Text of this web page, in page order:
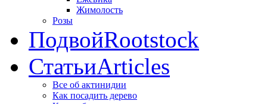
Жимолость
Розы
ПодвойRootstock
СтатьиArticles
Все об актинидии
Как посадить дерево